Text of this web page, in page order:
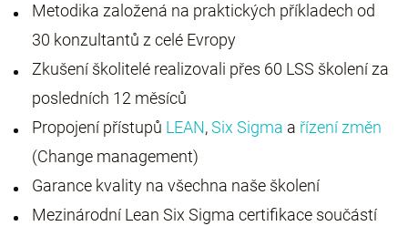
Metodika založená na praktických příkladech od
30 konzultantů z celé Evropy
Zkušení školitelé realizovali přes 60 LSS školení za
posledních 12 měsíců
Propojení přístupů LEAN,Six Sigma a řízení změn
(Change management)
Garance kvality na všechna naše školení
Mezinárodní Lean Six Sigma certifikace součástí